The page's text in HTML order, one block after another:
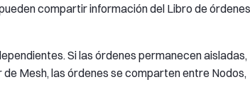
compartir información del Libro de
Si las órdenes permanecen aisladas,
Mesh, las órdenes se comparten entre Nodos,